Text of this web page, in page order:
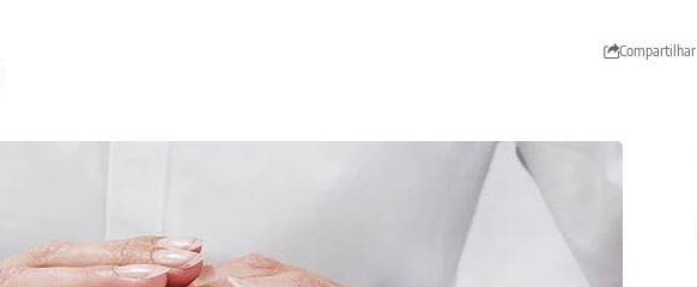
Compartilhar